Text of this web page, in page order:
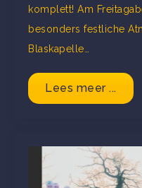
komplett! Am
besonders festliche
Blaskapelle…
Lees meer ...